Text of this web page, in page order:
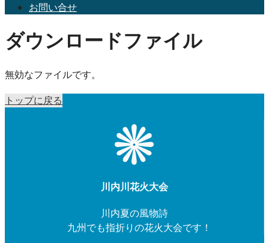
お問い合せ
ダウンロードファイル
無効なファイルです。
トップに戻る
川内川花火大会
川内夏の風物詩
九州でも指折りの花火大会です！